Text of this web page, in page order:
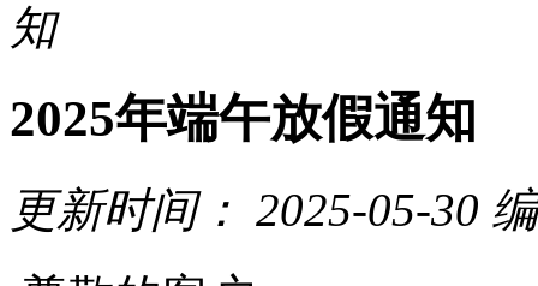
知
2025年端午放假通知
更新时间： 2025-05-30